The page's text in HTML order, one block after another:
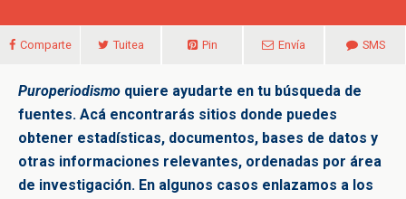
Comparte Tuitea Pin Envía SMS
Puroperiodismo quiere ayudarte en tu búsqueda de
fuentes. Acá encontrarás sitios donde puedes
obtener estadísticas, documentos, bases de datos y
otras informaciones relevantes, ordenadas por área
de investigación. En algunos casos enlazamos a los